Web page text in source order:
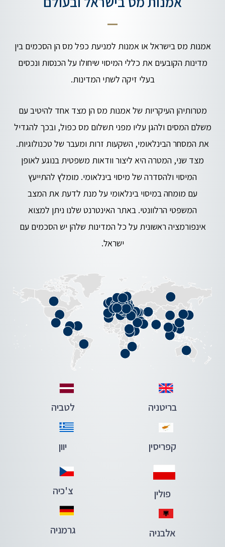
אמנות מס בישראל או אמנות למניעת כפל מס הן הסכמים בין
מדינות הקובעים את כללי המיסוי שיחולו על הכנסות ונכסים
בעלי זיקה לשתי המדינות.
מטרותיהן העיקריות של אמנות מס הן מצד אחד להיטיב עם
משלם המסים ולהגן עליו מפני תשלום מס כפול, ובכך להגדיל
את המסחר הבינלאומי, השקעות זרות ומעבר של טכנולוגיות.
מצד שני, המטרה היא ליצור וודאות משפטית בנוגע לאופן
המיסוי ולהסדרה של מיסוי בינלאומי. מומלץ להתייעץ
עם מומחה במיסוי בינלאומי על מנת לדעת את המצב
המשפטי הרלוונטי. באתר האינטרנט שלנו ניתן למצוא
אינפורמציה ראשונית על כל המדינות שלהן יש הסכמים עם
ישראל.
בריטניה
קפריסין
לטביה
יוון
פולין
אלבניה
צ'כיה
גרמניה